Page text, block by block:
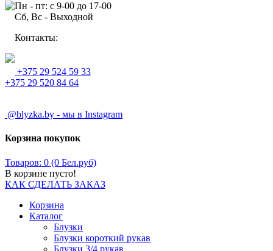
Пн - пт: с 9-00 до 17-00
Сб, Вс - Выходной
Контакты:
+375 29 524 59 33
+375 29 520 84 64
@blyzka.by - мы в Instagram
Корзина покупок
Товаров: 0 (0 Бел.руб)
В корзине пусто!
КАК СДЕЛАТЬ ЗАКАЗ
Корзина
Каталог
Блузки
Блузки короткий рукав
Блузки 3/4 рукав